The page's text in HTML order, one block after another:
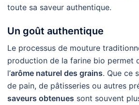
toute sa saveur authentique.
Un goût authentique
Le processus de mouture
production de la farine bio permet
l’arôme naturel des grains. Que ce
de pain, de pâtisseries ou autres
saveurs obtenues sont souvent